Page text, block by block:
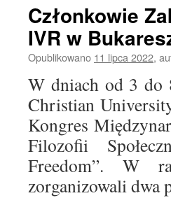
Członkowie
IVR w
Opublikowano 11 lipca 2022,
W dniach od 3 do
Christian
Kongres
Filozofii
Freedom”. W
zorganizowali